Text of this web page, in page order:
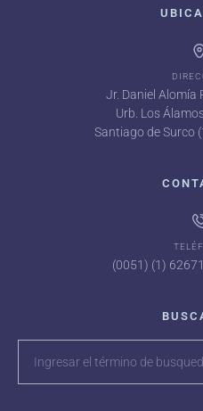
Jr. Daniel Alomía
Urb. Los
Santiago de Surco
(0051) (1)